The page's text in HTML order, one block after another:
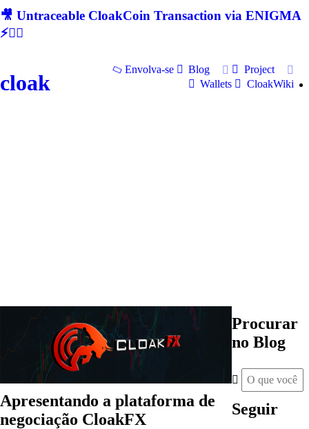
🎥 Untraceable CloakCoin Transaction via ENIGMA
⚡🕵‍♂
cloak
Envolva-se Blog
Project
Wallets
CloakWiki
Apresentando a plataforma de
negociação CloakFX
Procurar
no Blog
Seguir